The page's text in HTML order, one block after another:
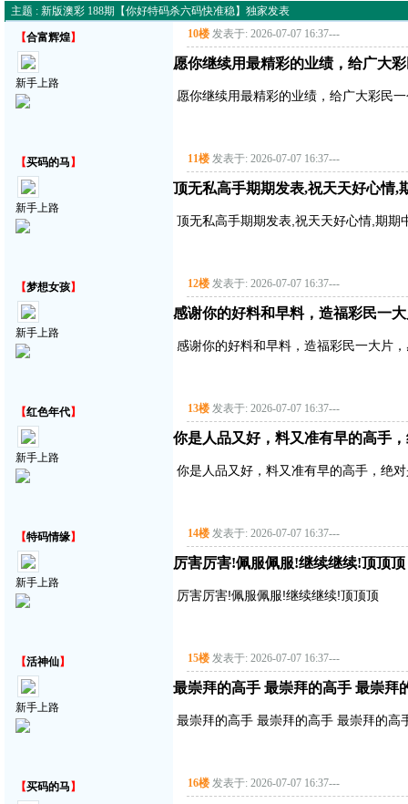
主题 : 新版澳彩 188期【你好特码杀六码快准稳】独家发表
【合富辉煌】
新手上路
10楼 发表于: 2026-07-07 16:37---
愿你继续用最精彩的业绩，给广大
愿你继续用最精彩的业绩，给广大彩民
【买码的马 】
新手上路
11楼 发表于: 2026-07-07 16:37---
顶无私高手期期发表,祝天天好心情,
顶无私高手期期发表,祝天天好心情,期期
【梦想女孩】
新手上路
12楼 发表于: 2026-07-07 16:37---
感谢你的好料和早料，造福彩民一
感谢你的好料和早料，造福彩民一大片
【红色年代】
新手上路
13楼 发表于: 2026-07-07 16:37---
你是人品又好，料又准有早的高手
你是人品又好，料又准有早的高手，绝
【特码情缘】
新手上路
14楼 发表于: 2026-07-07 16:37---
厉害厉害!佩服佩服!继续继续!顶顶顶
厉害厉害!佩服佩服!继续继续!顶顶顶
【活神仙】
新手上路
15楼 发表于: 2026-07-07 16:37---
最崇拜的高手 最崇拜的高手 最崇拜
最崇拜的高手 最崇拜的高手 最崇拜的高
【买码的马 】 16楼 发表于: 2026-07-07 16:37---